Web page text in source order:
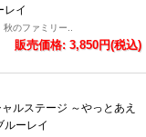
レイ
のファミリー..
販売価格: 3,850円(税込)
ルステージ ～やっとあえ
ルーレイ